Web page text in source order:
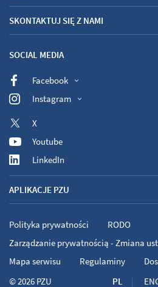
SKONTAKTUJ SIĘ Z NAMI
SOCIAL MEDIA
Facebook
Instagram
X
Youtube
LinkedIn
APLIKACJE PZU
PL
Polityka prywatności
RODO
Zarządzanie prywatnością - Zmiana
Mapa serwisu
Regulaminy
© 2026 PZU